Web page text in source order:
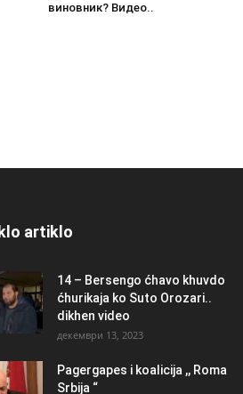
виновник? Видео..
artiklo
14 – Bersengo ćhavo khuvdo
ćhurikaja ko Suto Orozari..
dikhen video
декември 13, 2023
Pagergapes i koalicija ,, Roma
Srbija “